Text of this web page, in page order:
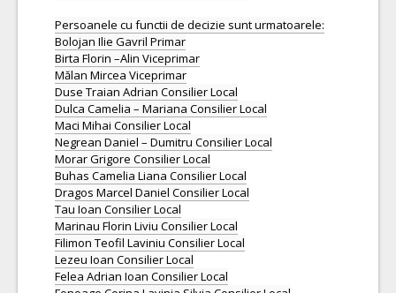
Persoanele cu functii de decizie sunt urmatoarele:
Bolojan Ilie Gavril Primar
Birta Florin –Alin Viceprimar
Mălan Mircea Viceprimar
Duse Traian Adrian Consilier Local
Dulca Camelia – Mariana Consilier Local
Maci Mihai Consilier Local
Negrean Daniel – Dumitru Consilier Local
Morar Grigore Consilier Local
Buhas Camelia Liana Consilier Local
Dragos Marcel Daniel Consilier Local
Tau Ioan Consilier Local
Marinau Florin Liviu Consilier Local
Filimon Teofil Laviniu Consilier Local
Lezeu Ioan Consilier Local
Felea Adrian Ioan Consilier Local